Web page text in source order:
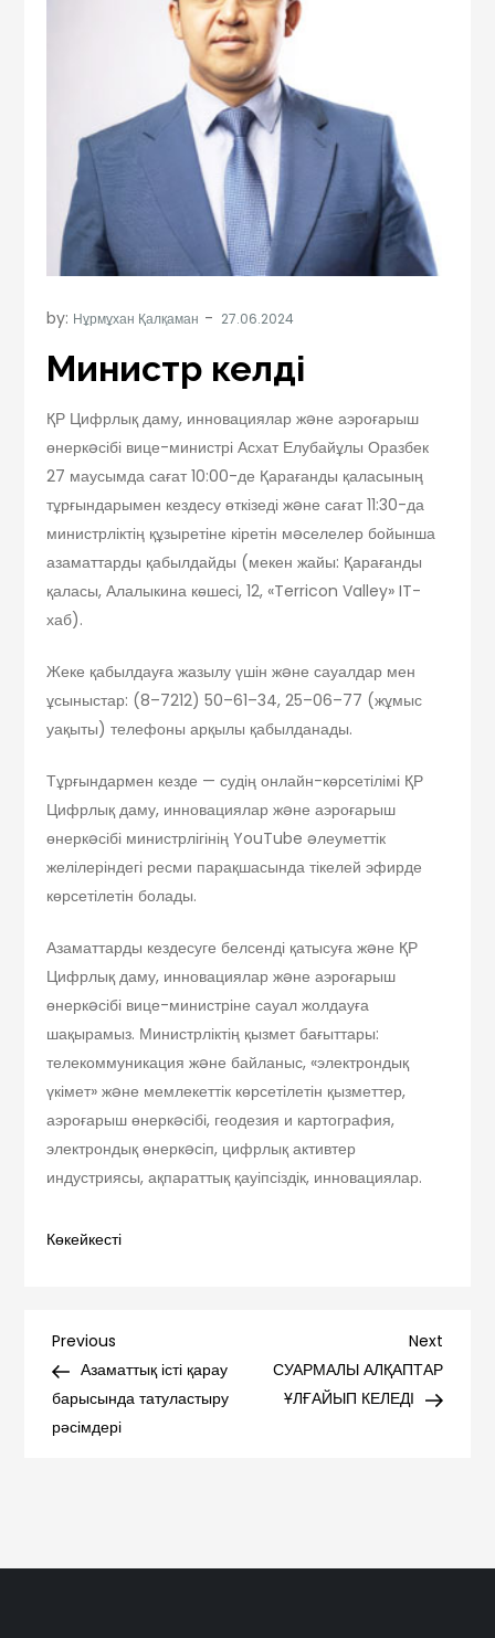
by: Нұрмұхан Қалқаман
Министр келді
ҚР Цифрлық даму, инновациялар жəне аэроғарыш
өнеркəсібі вице-министрі Асхат Елубайұлы Оразбек
27 маусымда сағат 10:00-де Қарағанды қаласының
тұрғындарымен кездесу өткізеді жəне сағат 11:30-да
министрліктің құзыретіне кіретін мəселелер бойынша
азаматтарды қабылдайды (мекен жайы: Қарағанды
қаласы, Алалыкина көшесі, 12, «Terricon Valley» IT-
хаб).
Жеке қабылдауға жазылу үшін жəне сауалдар мен
ұсыныстар: (8–7212) 50–61–34, 25–06–77 (жұмыс
уақыты) телефоны арқылы қабылданады.
Тұрғындармен кезде — судің онлайн-көрсетілімі ҚР
Цифрлық даму, инновациялар жəне аэроғарыш
өнеркəсібі министрлігінің YouTube əлеуметтік
желілеріндегі ресми парақшасында тікелей эфирде
көрсетілетін болады.
Азаматтарды кездесуге белсенді қатысуға жəне ҚР
Цифрлық даму, инновациялар жəне аэроғарыш
өнеркəсібі вице-министріне сауал жолдауға
шақырамыз. Министрліктің қызмет бағыттары:
телекоммуникация жəне байланыс, «электрондық
үкімет» жəне мемлекеттік көрсетілетін қызметтер,
аэроғарыш өнеркəсібі, геодезия и картография,
электрондық өнеркəсіп, цифрлық активтер
индустриясы, ақпараттық қауіпсіздік, инновациялар.
Көкейкесті
Навигация
по
Previous
Post
Previous
Азаматтық істі қарау
барысында татуластыру
рәсімдері
Next
Post
Next
СУАРМАЛЫ АЛҚАПТАР
ҰЛҒАЙЫП КЕЛЕДІ